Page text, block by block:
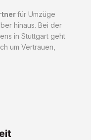
für Umzüge
hinaus. Bei der
in Stuttgart geht
um Vertrauen,